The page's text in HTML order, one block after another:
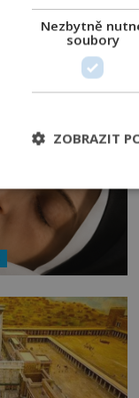
Nezbytně
soubory
ZOBRAZIT